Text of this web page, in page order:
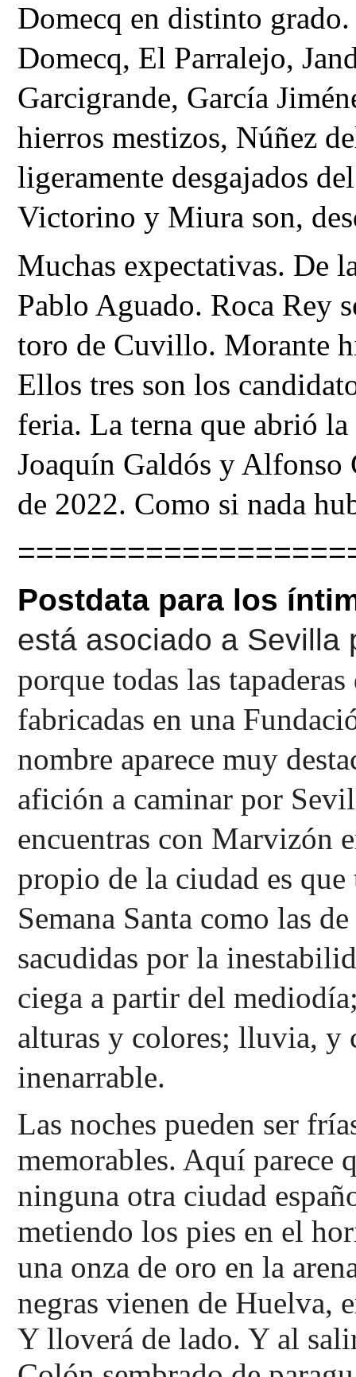
Domecq en distinto
Domecq, El Parralejo,
Garcigrande, García
hierros mestizos, Núñez
ligeramente desgajados
Victorino y Miura son,
Muchas expectativas. De
Pablo Aguado. Roca Rey
toro de Cuvillo. Morante
Ellos tres son los
feria. La terna que abrió
Joaquín Galdós y Alfonso
de 2022. Como si nada
Postdata para los
está asociado a Sevilla
porque todas las
fabricadas en una
nombre aparece muy
afición a caminar por
encuentras con Marvizón
propio de la ciudad es
Semana Santa como las
sacudidas por la
ciega a partir del
alturas y colores; lluvia, y
inenarrable.
Las noches pueden ser
memorables. Aquí parece
ninguna otra ciudad
metiendo los pies en el
una onza de oro en la
negras vienen de Huelva,
Y lloverá de lado. Y al